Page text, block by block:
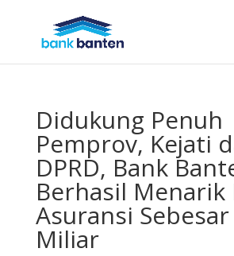
Didukung Penuh
Pemprov, Kejati
DPRD, Bank
Berhasil Menarik
Asuransi
Miliar